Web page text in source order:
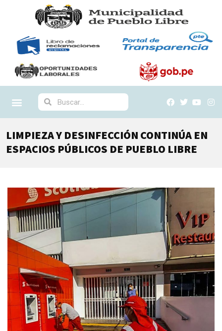
LIMPIEZA Y DESINFECCIÓN CONTINÚA EN
ESPACIOS PÚBLICOS DE PUEBLO LIBRE